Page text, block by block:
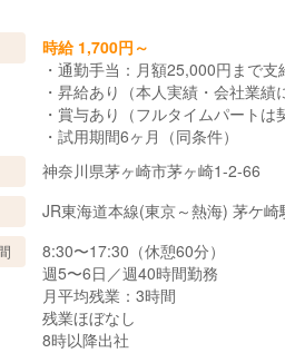
時給 1,700円～
・通勤手当：月額25,000円まで支
・昇給あり（本人実績・会社業績
・賞与あり（フルタイムパートは
・試用期間6ヶ月（同条件）
神奈川県茅ヶ崎市茅ヶ崎1-2-66
JR東海道本線(東京～熱海) 茅ケ崎
8:30〜17:30（休憩60分）
週5〜6日／週40時間勤務
月平均残業：3時間
残業ほぼなし
8時以降出社